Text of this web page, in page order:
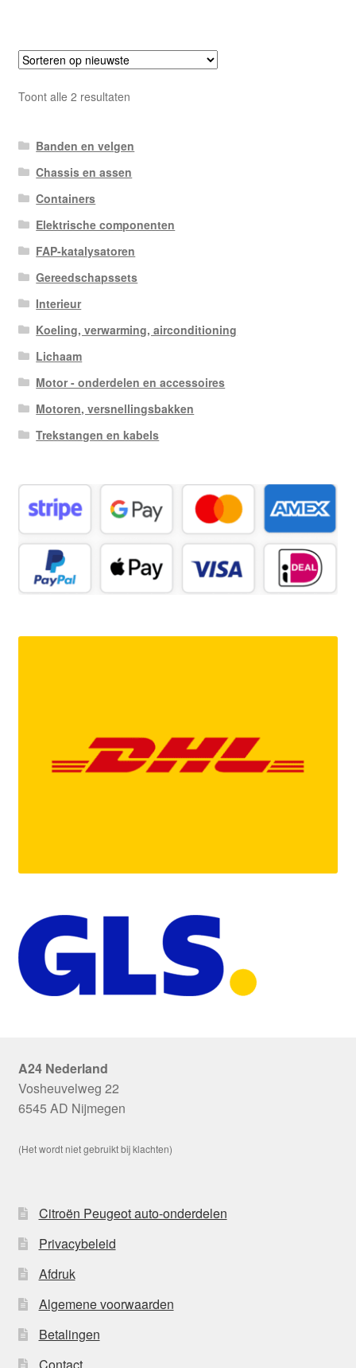
Toont alle 2 resultatenGesorteerd
Banden en velgen
Chassis en assen
Containers
Elektrische componenten
FAP-katalysatoren
Gereedschapssets
Interieur
Koeling, verwarming, airconditioning
Lichaam
Motor - onderdelen en accessoires
Motoren, versnellingsbakken
Trekstangen en kabels
A24 Nederland
Vosheuvelweg 22
6545 AD Nijmegen
(Het wordt niet gebruikt bij klachten)
Citroën Peugeot auto-onderdelen
Privacybeleid
Afdruk
Algemene voorwaarden
Betalingen